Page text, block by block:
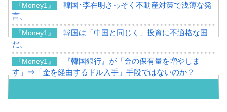
『Money1』
韓国･李在明さっそく不動産対策で浅薄な発
言。
『Money1』
韓国は「中国と同じく」投資に不適格な国
だ。
『Money1』
『韓国銀行』が「金の保有量を増やしま
す」⇒「金を経由するドル入手」手段ではないのか？
ル」まで拡大 ⇒ 海外資金の動きに強く左右される状態